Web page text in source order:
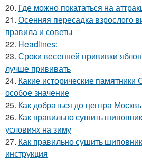
20. Где можно покататься на
21. Осенняя пересадка взрослого
правила и советы
22. Headlines:
23. Сроки весенней прививки
лучше прививать
24. Какие исторические
особое значение
25. Как добраться до центра
26. Как правильно сушить
условиях на зиму
27. Как правильно сушить
инструкция